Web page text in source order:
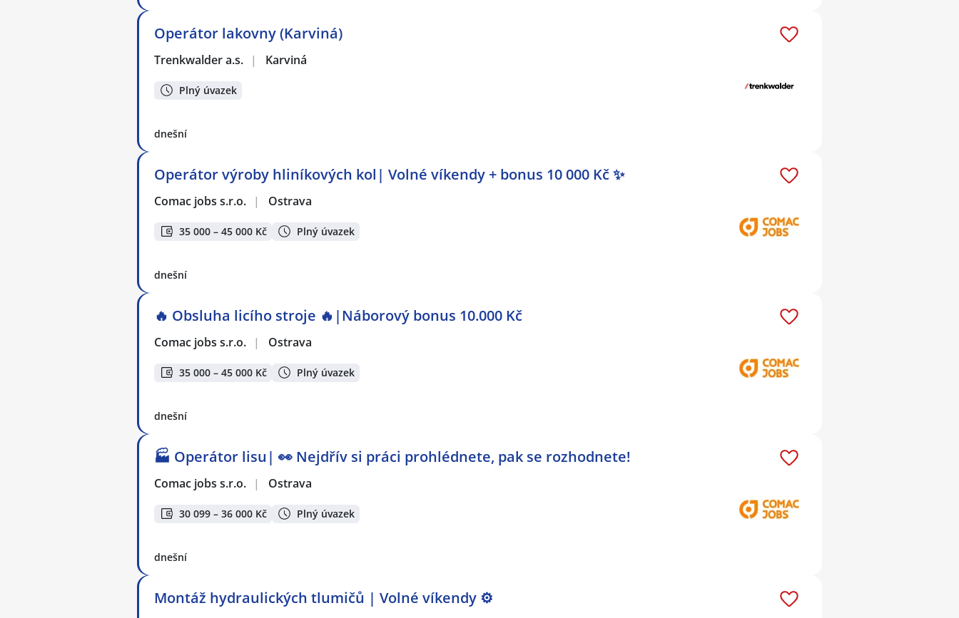
Operátor lakovny (Karviná)
Trenkwalder a.s. | Karviná
Plný úvazek
dnešní
Operátor výroby hliníkových kol| Volné víkendy + bonus 10 000 Kč ✨
Comac jobs s.r.o. | Ostrava
35 000 – 45 000 Kč Plný úvazek
dnešní
🔥 Obsluha licího stroje 🔥|Náborový bonus 10.000 Kč
Comac jobs s.r.o. | Ostrava
35 000 – 45 000 Kč Plný úvazek
dnešní
🏭 Operátor lisu| 👀 Nejdřív si práci prohlédnete, pak se rozhodnete!
Comac jobs s.r.o. | Ostrava
30 099 – 36 000 Kč Plný úvazek
dnešní
Montáž hydraulických tlumičů | Volné víkendy ⚙️